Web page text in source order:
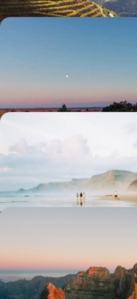
méditerranéenne au bord de
À un jet de pierre de l'océan, sillonner une
ponctuée d'oliviers et d'adorables villages
9 jours, de 2100 à 2900 €
Températures engageantes, sites
en gagnant l'île portugaise de Madère
6 jours, de 2100 à 2500 €